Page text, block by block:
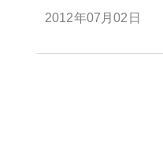
2012年07月02日